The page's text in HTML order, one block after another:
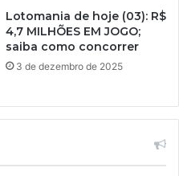
Lotomania de hoje (03): R$
4,7 MILHÕES EM JOGO;
saiba como concorrer
3 de dezembro de 2025